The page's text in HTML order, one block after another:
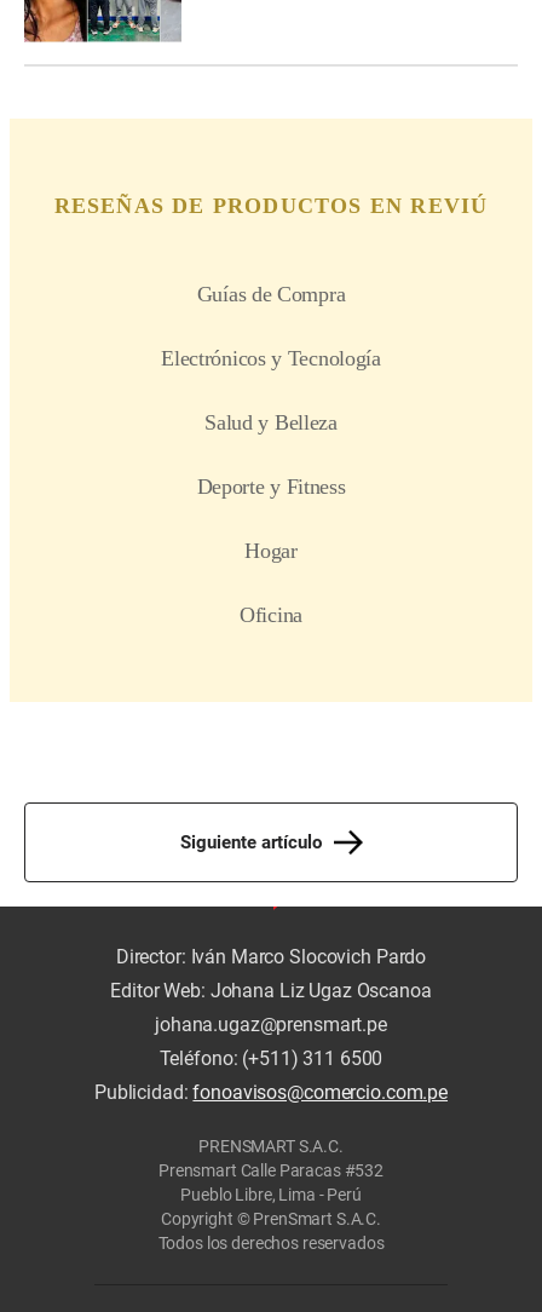
Siguiente artículo
Director: Iván Marco Slocovich Pardo
Editor Web: Johana Liz Ugaz Oscanoa
johana.ugaz@prensmart.pe
Teléfono: (+511) 311 6500
Publicidad:fonoavisos@comercio.com.pe
PRENSMART S.A.C.
Prensmart Calle Paracas #532
Pueblo Libre, Lima - Perú
Copyright © PrenSmart S.A.C.
Todos los derechos reservados